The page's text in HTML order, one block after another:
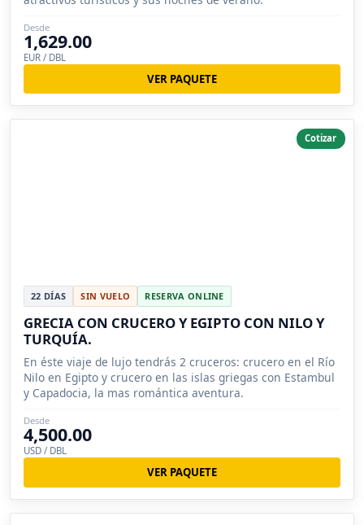
Desde
1,629.00
EUR / DBL
VER PAQUETE
Cotizar
22 DÍAS SIN VUELO RESERVA ONLINE
GRECIA CON CRUCERO Y EGIPTO CON NILO Y
TURQUÍA.
En éste viaje de lujo tendrás 2 cruceros: crucero en el Río
Nilo en Egipto y crucero en las islas griegas con Estambul
y Capadocia, la mas romántica aventura.
Desde
4,500.00
USD / DBL
VER PAQUETE